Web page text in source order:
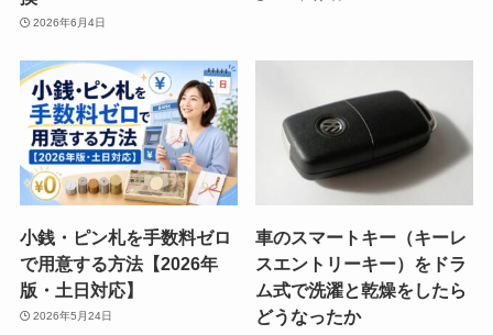
2026年6月4日
小銭・ピン札を手数料ゼロ
で用意する方法【2026年
版・土日対応】
2026年5月24日
車のスマートキー（キーレ
スエントリーキー）をドラ
ム式で洗濯と乾燥をしたら
どうなったか